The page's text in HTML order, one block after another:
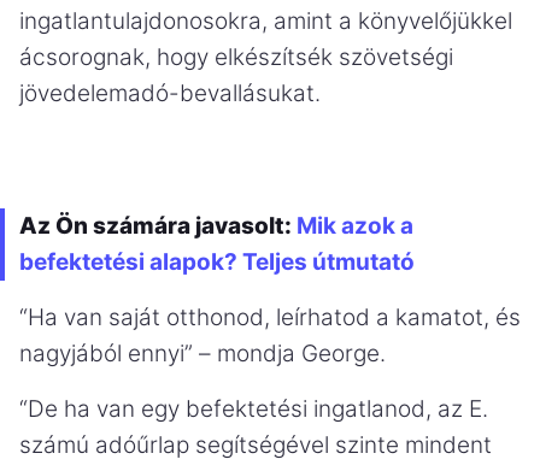
ingatlantulajdonosokra, amint a könyvelőjükkel
ácsorognak, hogy elkészítsék szövetségi
jövedelemadó-bevallásukat.
Az Ön számára javasolt: Mik azok a
befektetési alapok? Teljes útmutató
“Ha van saját otthonod, leírhatod a kamatot, és
nagyjából ennyi” – mondja George.
“De ha van egy befektetési ingatlanod, az E.
számú adóűrlap segítségével szinte mindent